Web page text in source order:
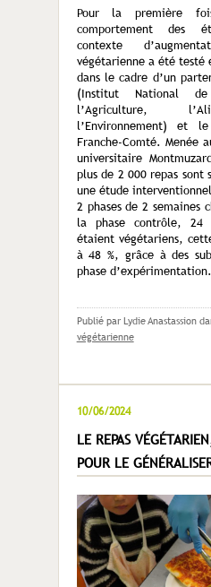
Pour la première
comportement des
contexte
végétarienne a été testé
dans le cadre d’un
(Institut National de
l’Agriculture,
l’Environnement) et
Franche-Comté. Menée
universitaire
plus de 2 000 repas sont
une étude
2 phases de 2 semaines
la phase contrôle, 24
étaient végétariens,
à 48 %, grâce à des
phase d’expérimentation.
Publié par Lydie Anastassion
végétarienne
10/06/2024
LE REPAS
POUR LE